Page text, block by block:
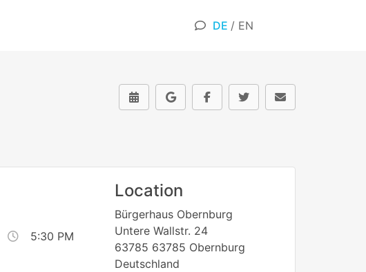
DE / EN
5:30 PM
Location
Bürgerhaus Obernburg
Untere Wallstr. 24
63785 63785 Obernburg
Deutschland